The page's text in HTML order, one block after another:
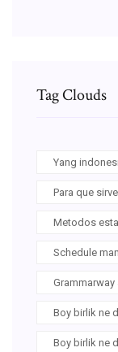
Tag Clouds
Yang
Para que
Metodos
Schedule
Boy birlik ne
Boy birlik ne